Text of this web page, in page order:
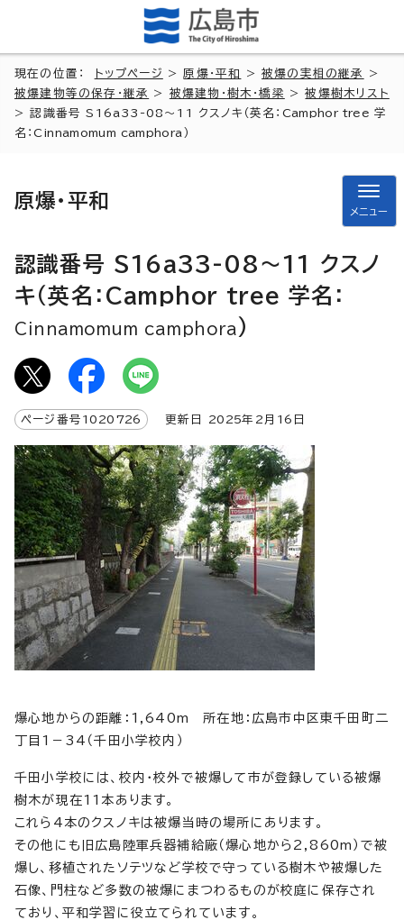
現在の位置： トップページ >原爆・平和 >被爆の実相の継承
>
被爆建物等の保存・継承
> 被爆建物・樹木・橋梁 >被爆樹木リスト
> 認識番号 S16a33-08～11 クスノキ（英名： Camphor tree 学
名：Cinnamomum camphora ）
原爆・平和
メニュー
認識番号 S16a33-08～11 クスノ
キ（英名： Camphor tree 学名：
Cinnamomum camphora ）
ページ番号 1020726 更新日 2025年2月 16 日
爆心地からの距離：1,640m 所在地：広島市中区東千田町二
丁目1－34（千田小学校内）
千田小学校には、校内・校外で被爆して市が登録している被爆
樹木が現在11本あります。
これら4本のクスノキは被爆当時の場所にあります。
その他にも旧広島陸軍兵器補給廠（爆心地から2,860m）で被
爆し、移植されたソテツなど学校で守っている樹木や被爆した
石像、門柱など多数の被爆にまつわるものが校庭に保存され
ており、平和学習に役立てられています。